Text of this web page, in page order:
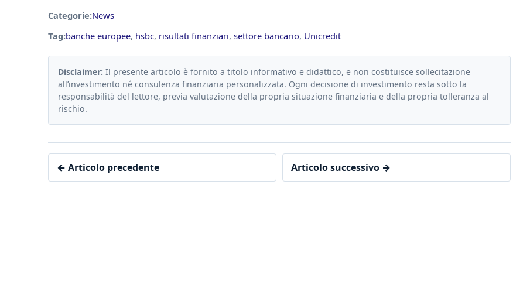
Categorie:News
Tag:banche europee, hsbc, risultati finanziari, settore bancario, Unicredit
Disclaimer: Il presente articolo è fornito a titolo informativo e didattico, e non costituisce sollecitazione
all’investimento né consulenza finanziaria personalizzata. Ogni decisione di investimento resta sotto la
responsabilità del lettore, previa valutazione della propria situazione finanziaria e della propria tolleranza al
rischio.
← Articolo precedente Articolo successivo →